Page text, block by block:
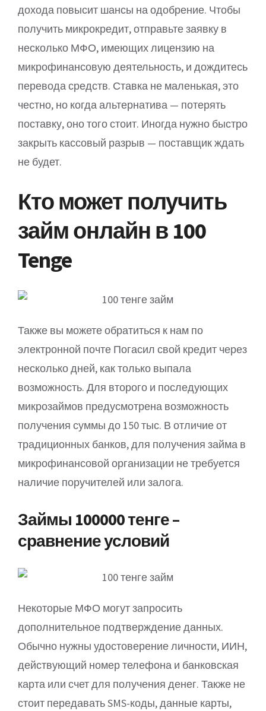
дохода повысит шансы на одобрение. Чтобы
получить микрокредит, отправьте заявку в
несколько МФО, имеющих лицензию на
микрофинансовую деятельность, и дождитесь
перевода средств. Ставка не маленькая, это
честно, но когда альтернатива — потерять
поставку, оно того стоит. Иногда нужно быстро
закрыть кассовый разрыв — поставщик ждать
не будет.
Кто может получить
займ онлайн в 100
Tenge
Также вы можете обратиться к нам по
электронной почте Погасил свой кредит через
несколько дней, как только выпала
возможность. Для второго и последующих
микрозаймов предусмотрена возможность
получения суммы до 150 тыс. В отличие от
традиционных банков, для получения займа в
микрофинансовой организации не требуется
наличие поручителей или залога.
Займы 100000 тенге –
сравнение условий
Некоторые МФО могут запросить
дополнительное подтверждение данных.
Обычно нужны удостоверение личности, ИИН,
действующий номер телефона и банковская
карта или счет для получения денег. Также не
стоит передавать SMS-коды, данные карты,